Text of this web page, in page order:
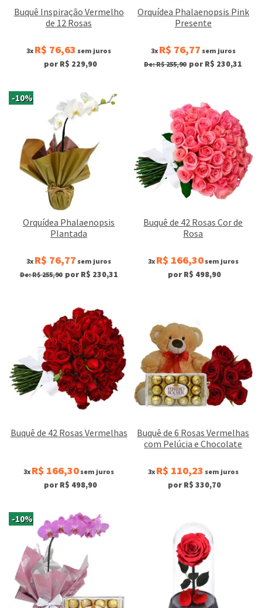
Buquê Inspiração Vermelho
de 12 Rosas
3x R$ 76,63 sem juros
por R$ 229,90
Orquídea Phalaenopsis Pink
Presente
3x R$ 76,77 sem juros
De: R$ 255,90 por R$ 230,31
-10%
Orquídea Phalaenopsis
Plantada
3x R$ 76,77 sem juros
De: R$ 255,90 por R$ 230,31
Buquê de 42 Rosas Cor de
Rosa
3x R$ 166,30sem juros
por R$ 498,90
Buquê de 42 Rosas Vermelhas
3x R$ 166,30 sem juros
por R$ 498,90
Buquê de 6 Rosas Vermelhas
com Pelúcia e Chocolate
3x R$ 110,23 sem juros
por R$ 330,70
-10%